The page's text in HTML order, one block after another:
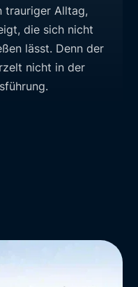
trauriger Alltag,
die sich nicht
lässt. Denn der
nicht in der